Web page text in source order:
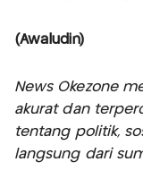
(Awaludin)
News Okezone
akurat dan
tentang politik,
langsung dari